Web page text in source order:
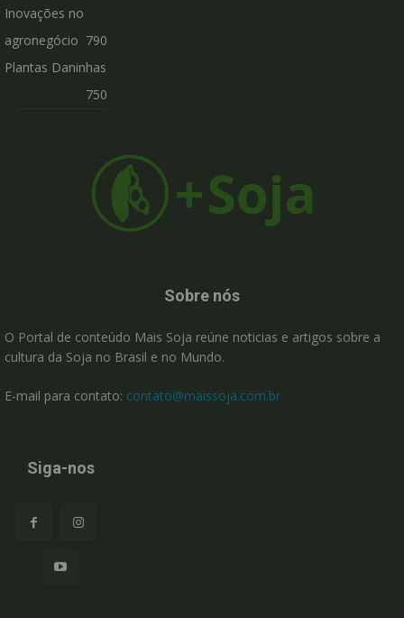
Inovações no
agronegócio 790
Plantas Daninhas
750
Sobre nós
O Portal de conteúdo Mais Soja reúne noticias e artigos sobre a
cultura da Soja no Brasil e no Mundo.
E-mail para contato: contato@maissoja.com.br
Siga-nos